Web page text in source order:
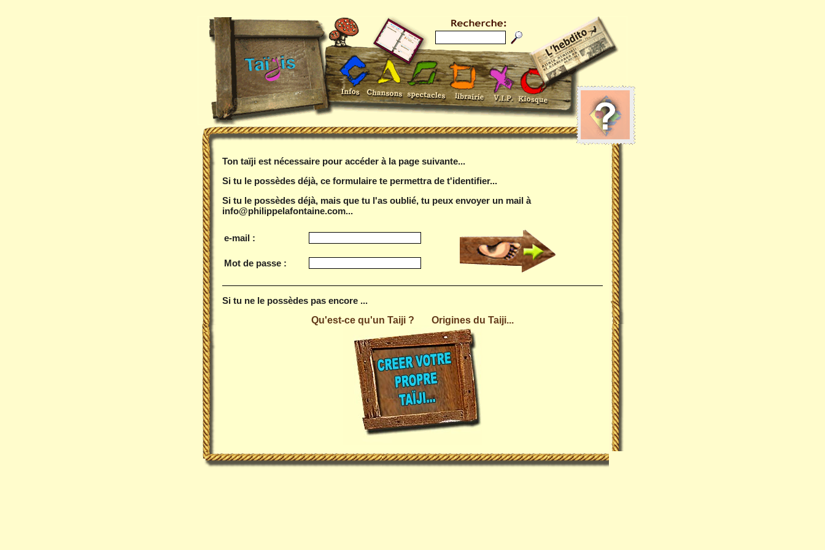
Ton taïji est nécessaire pour accéder à la page suivante...
Si tu le possèdes déjà, ce formulaire te permettra de t'identifier...
Si tu le possèdes déjà, mais que tu l'as oublié, tu peux envoyer un mail à
info@philippelafontaine.com...
e-mail :
Mot de passe :
Si tu ne le possèdes pas encore ...
Qu'est-ce qu'un Taiji ?
Origines du Taiji...